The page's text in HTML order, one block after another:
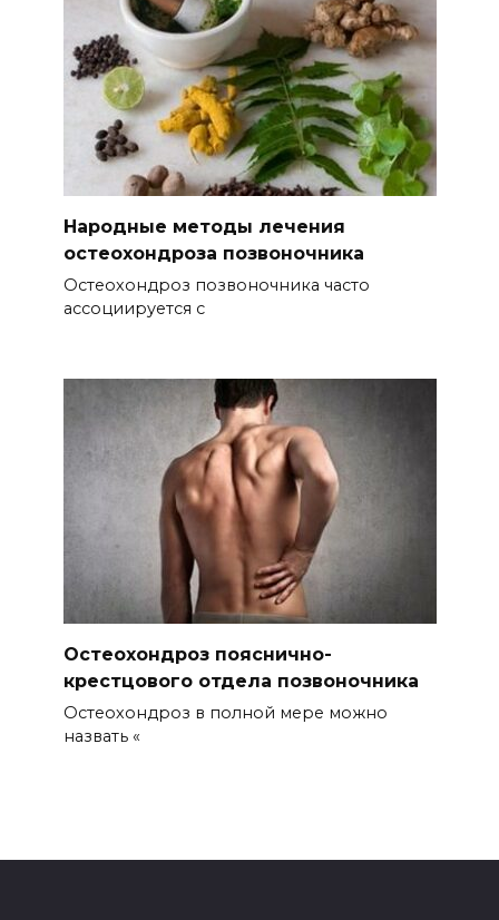
Народные методы лечения
остеохондроза позвоночника
Остеохондроз позвоночника часто
ассоциируется с
Остеохондроз пояснично-
крестцового отдела позвоночника
Остеохондроз в полной мере можно
назвать «